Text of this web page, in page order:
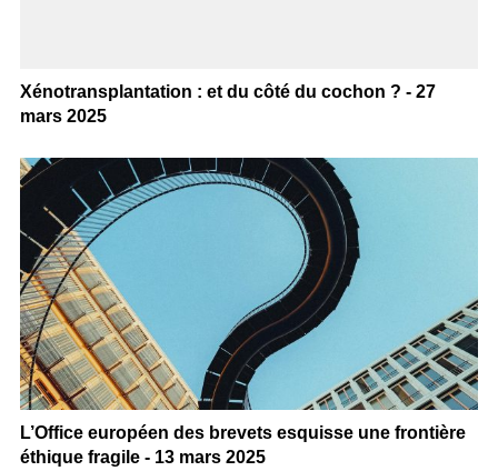
Xénotransplantation : et du côté du cochon ? - 27
mars 2025
L’Office européen des brevets esquisse une frontière
éthique fragile - 13 mars 2025